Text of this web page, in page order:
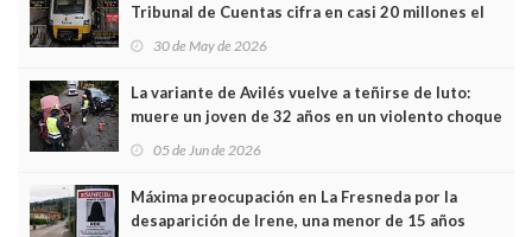
Tribunal de Cuentas cifra en casi 20 millones el
sobrecoste de los trenes que no cabían por los
30 de May de 2026
La variante de Avilés vuelve a teñirse de luto:
muere un joven de 32 años en un violento choque
frontal
05 de Jun de 2026
Máxima preocupación en La Fresneda por la
desaparición de Irene, una menor de 15 años